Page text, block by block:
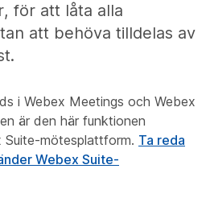
för att låta alla
att behöva tilldelas av
i Webex Meetings och Webex
är den här funktionen
Suite-mötesplattform. Ta reda
Webex Suite-